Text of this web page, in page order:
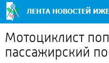
Мотоциклист
пассажирский